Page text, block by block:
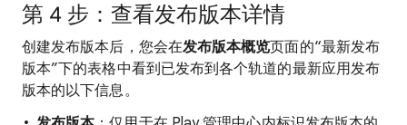
第 4 步：查看发布版本详情
创建发布版本后，您会在发布版本概览页面的“最新发布
版本”下的表格中看到已发布到各个轨道的最新应用发布
版本的以下信息。